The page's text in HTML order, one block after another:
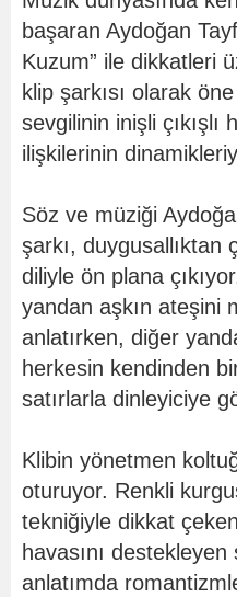
başaran Aydoğan
Kuzum” ile dikkatleri
klip şarkısı olarak
sevgilinin inişli çıkışlı
ilişkilerinin
Söz ve müziği
şarkı, duygusallıktan
diliyle ön plana
yandan aşkın ateşini
anlatırken, diğer
herkesin kendinden
satırlarla dinleyiciye
Klibin yönetmen
oturuyor. Renkli
tekniğiyle dikkat
havasını
anlatımda